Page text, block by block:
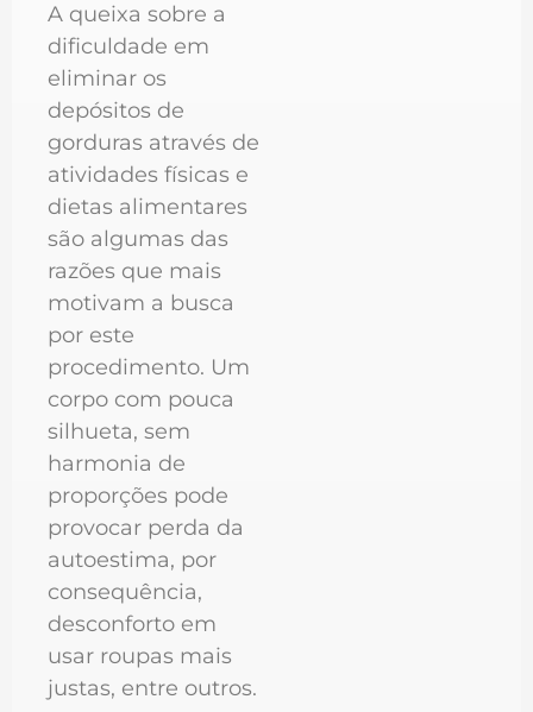
A queixa sobre a
dificuldade em
eliminar os
depósitos de
gorduras através de
atividades físicas e
dietas alimentares
são algumas das
razões que mais
motivam a busca
por este
procedimento. Um
corpo com pouca
silhueta, sem
harmonia de
proporções pode
provocar perda da
autoestima, por
consequência,
desconforto em
usar roupas mais
justas, entre outros.